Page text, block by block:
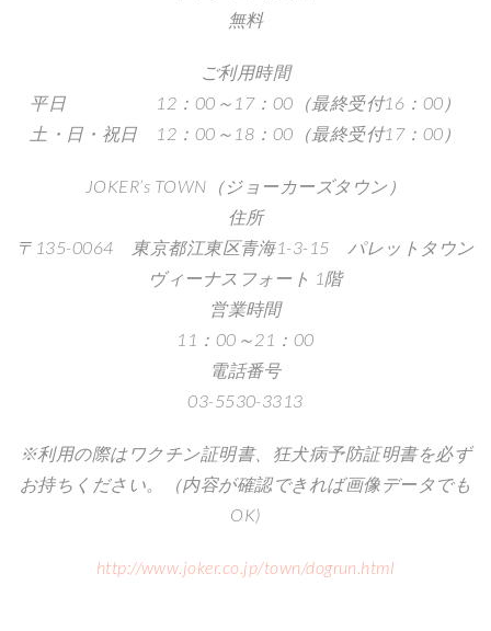
無料
ご利用時間
平日 12：00～17：00（最終受付16：00）
土・日・祝日 12：00～18：00（最終受付17：00）
JOKER’s TOWN（ジョーカーズタウン）
住所
〒135-0064 東京都江東区青海1-3-15 パレットタウン
ヴィーナスフォート 1階
営業時間
11：00～21：00
電話番号
03-5530-3313
※利用の際はワクチン証明書、狂犬病予防証明書を必ず
お持ちください。（内容が確認できれば画像データでも
OK)
http://www.joker.co.jp/town/dogrun.html